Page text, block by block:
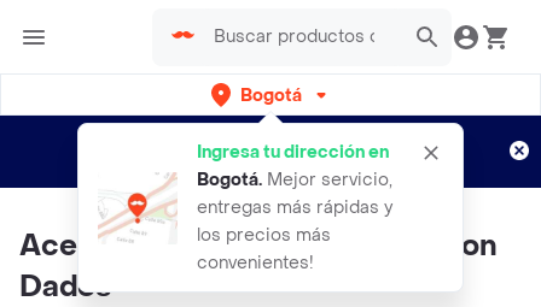
Bogotá
Ingresa tu dirección en
Bogotá. Mejor servicio,
entregas más rápidas y
los precios más
convenientes!
envíos gratis por semanas
Aplican TyC
Aceite Caliente Sabor Chicle Con
Dados